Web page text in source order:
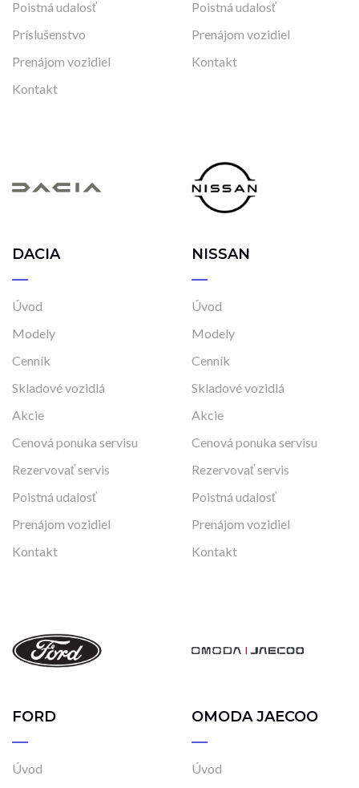
Poistná udalosť
Príslušenstvo
Prenájom vozidiel
Kontakt
Poistná udalosť
Prenájom vozidiel
Kontakt
DACIA
Úvod
Modely
Cenník
Skladové vozidlá
Akcie
Cenová ponuka servisu
Rezervovať servis
Poistná udalosť
Prenájom vozidiel
Kontakt
NISSAN
Úvod
Modely
Cenník
Skladové vozidlá
Akcie
Cenová ponuka servisu
Rezervovať servis
Poistná udalosť
Prenájom vozidiel
Kontakt
FORD
Úvod
OMODA JAECOO
Úvod